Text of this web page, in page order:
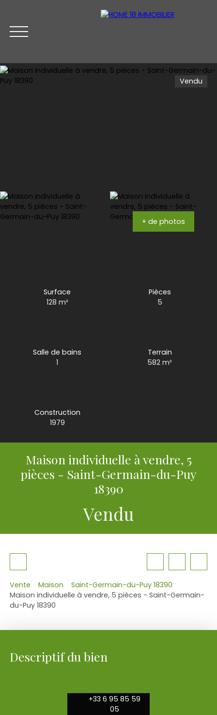
Estimez votre bien
Vendu
+ de photos
Surface
128 m²
Pièces
5
Salle de bains
1
Terrain
582m²
Construction
1979
Maison individuelle à vendre, 5
pièces - Saint-Germain-du-Puy
18390
Vendu
Vente Maison
Saint-Germain-du-Puy 18390
Maison individuelle à vendre, 5 pièces - Saint-Germain-
du-Puy 18390
Descriptif du bien
+33 6 95 85 59
05